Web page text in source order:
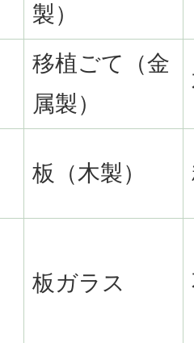
製）
移植ごて（金
属製）
板（木製）
板ガラス